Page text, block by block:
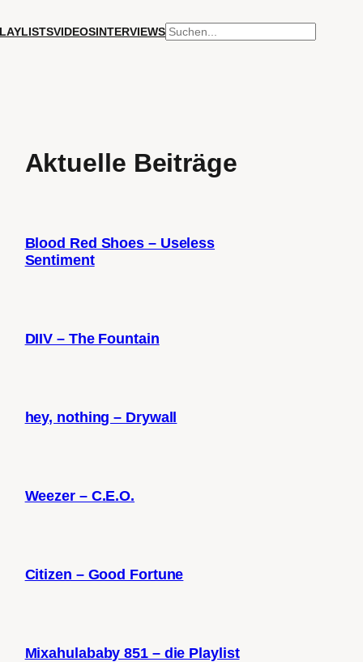
VIDEOSINTERVIEWSSUCHEN
Aktuelle Beiträge
Blood Red Shoes – Useless
Sentiment
DIIV – The Fountain
hey, nothing – Drywall
Weezer – C.E.O.
Citizen – Good Fortune
Mixahulababy 851 – die Playlist